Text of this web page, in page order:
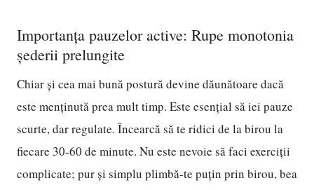
Importanța pauzelor active: Rupe monotonia
șederii prelungite
Chiar și cea mai bună postură devine dăunătoare dacă
este menținută prea mult timp. Este esențial să iei pauze
scurte, dar regulate. Încearcă să te ridici de la birou la
fiecare 30-60 de minute. Nu este nevoie să faci exerciții
complicate; pur și simplu plimbă-te puțin prin birou, bea